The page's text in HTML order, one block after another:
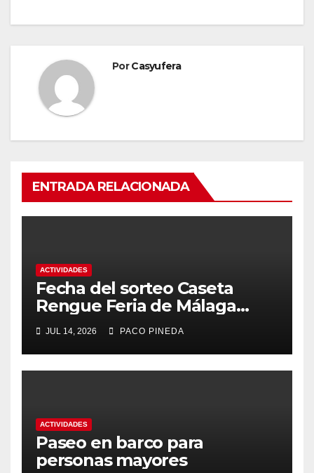
PorCasyufera
ENTRADA RELACIONADA
ACTIVIDADES
Fecha del sorteo Caseta
Rengue Feria de Málaga
2026
JUL 14, 2026 PACO PINEDA
ACTIVIDADES
Paseo en barco para
personas mayores